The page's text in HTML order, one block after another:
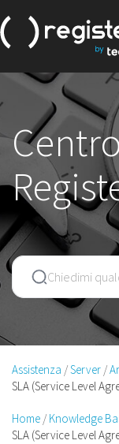
Assistenza Server
SLA (Service Level
Home Knowledge
SLA (Service Level